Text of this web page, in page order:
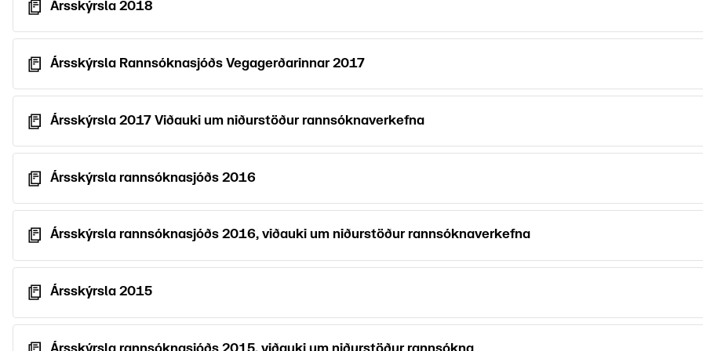
Ársskýrsla 2018
Ársskýrsla Rannsóknasjóðs Vegagerðarinnar 2017
Ársskýrsla 2017 Viðauki um niðurstöður rannsóknaverkefna
Ársskýrsla rannsóknasjóðs 2016
Ársskýrsla rannsóknasjóðs 2016, viðauki um niðurstöður rannsóknaverkefna
Ársskýrsla 2015